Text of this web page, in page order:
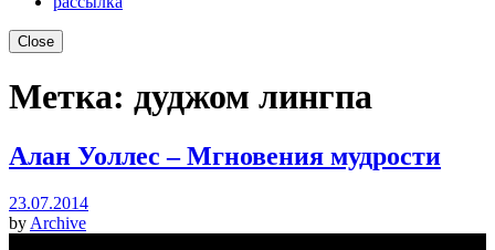
Close
Метка: дуджом лингпа
Алан Уоллес – Мгновения мудрости
23.07.2014
by Archive